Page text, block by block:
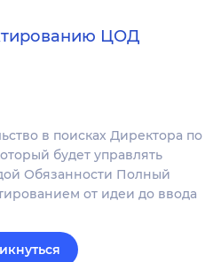
ЦОД
в поисках Директора по
будет управлять
Обязанности Полный
от идеи до ввода